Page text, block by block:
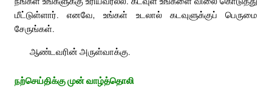
மீட்டுள்ளார். எனவே, உங்கள் உடலால் கடவுளுக்குப் பெருமை
சேருங்கள்.
ஆண்டவரின் அருள்வாக்கு.
நற்செய்திக்கு முன் வாழ்த்தொலி